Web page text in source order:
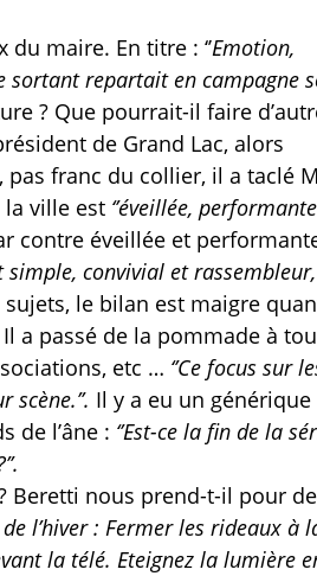
maire. En titre : ‘’Emotion,
sortant repartait en campagne
? Que pourrait-il faire
de Grand Lac, alors
pas franc du collier, il a taclé
la ville est ‘’éveillée,
contre éveillée et
simple, convivial et rassembleur,
sujets, le bilan est maigre
a passé de la pommade à
etc … ‘’Ce focus sur
Il y a eu un générique
de l’âne : ‘’Est-ce la fin de la
? Beretti nous prend-t-il pour
de l’hiver : Fermer les rideaux à
la télé. Eteignez la lumière